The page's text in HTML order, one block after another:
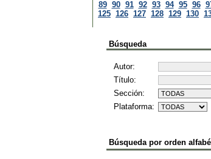
89 90 91 92 93 94 95 96
125 126 127 128 129 130
Búsqueda
Autor:
Título:
Sección:
Plataforma:
Búsqueda por orden